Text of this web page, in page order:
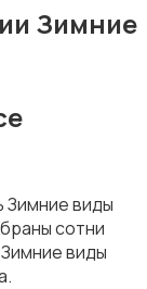
Зимние
Зимние виды
сотни
виды